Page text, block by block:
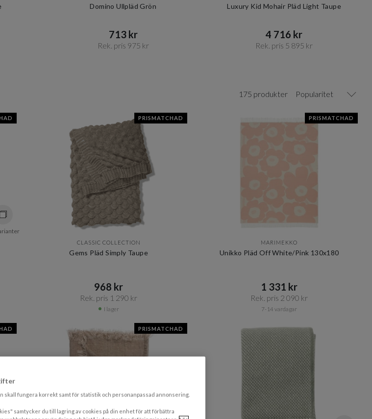
Domino Ullpläd Grön
713 kr​​
Rek. pris 975 kr​​
Luxury Kid Mohair Pläd Light Taupe
4 716 kr​​
Rek. pris 5 895 kr​​
175 produkter Popularitet
PRISMATCHAD
CLASSIC COLLECTION
Gems Pläd Simply Taupe
968 kr​​
Rek. pris 1 290 kr​​
I lager
PRISMATCHAD
MARIMEKKO
Unikko Pläd Off White/Pink 130x180
1 331 kr​​
Rek. pris 2 090 kr​​
7-14 vardagar
PRISMATCHAD
skall fungera korrekt samt för statistik och personanpassad annonsering.
samtycker du till lagring av cookies på din enhet för att förbättra